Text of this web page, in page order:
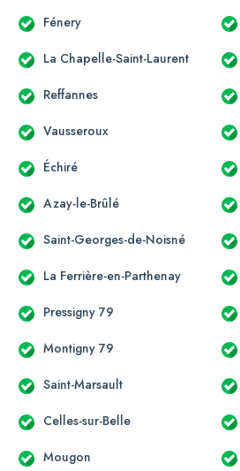
Fénery
La Chapelle-Saint-Laurent
Reffannes
Vausseroux
Échiré
Azay-le-Brûlé
Saint-Georges-de-Noisné
La Ferrière-en-Parthenay
Pressigny 79
Montigny 79
Saint-Marsault
Celles-sur-Belle
Mougon